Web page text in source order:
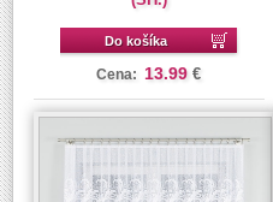
Do košíka
Cena: 13.99 €